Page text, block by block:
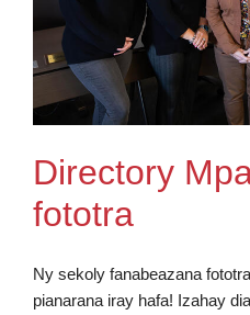
Directory
fototra
Ny sekoly fanabeazana
pianarana iray hafa! Izahay